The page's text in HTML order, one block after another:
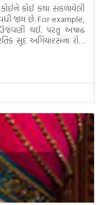
કોઈને કોઈ કથા સંકળાયેલી
જાય છે. For example,
ઉજવણી થઈ. પરંતુ અષાઢ
સુદ અગિયારસના રોજ
સંસ્કાર, લગ્ન,